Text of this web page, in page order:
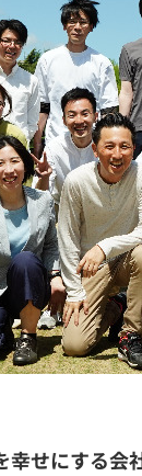
向けプラン
向けプラン
向けプラン
内容・クーポン
せにする会